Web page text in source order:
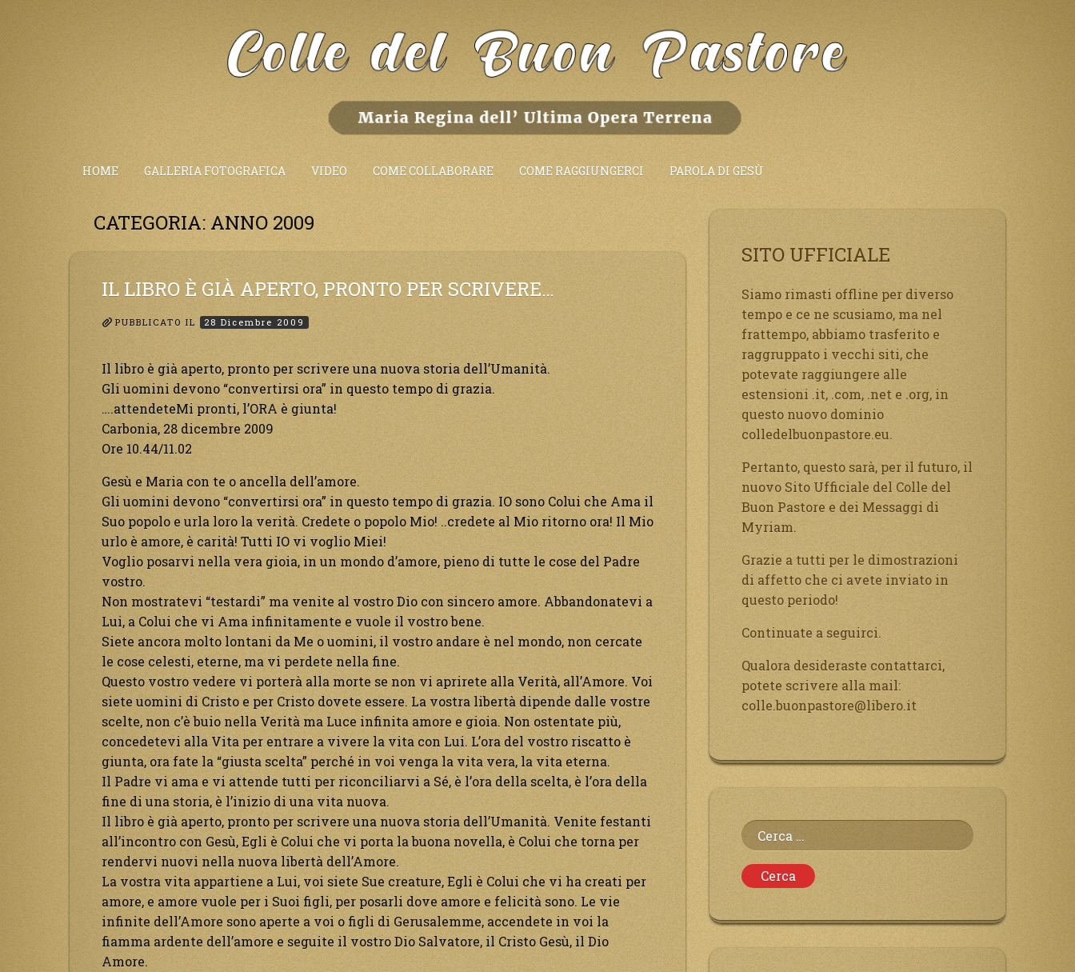
HOME GALLERIA FOTOGRAFICA VIDEO COME COLLABORARE COME RAGGIUNGERCI PAROLA DI GESÙ
CATEGORIA: ANNO 2009
IL LIBRO È GIÀ APERTO, PRONTO PER SCRIVERE…
PUBBLICATO IL 28 Dicembre 2009
Il libro è già aperto, pronto per scrivere una nuova storia dell’Umanità.
Gli uomini devono “convertirsi ora” in questo tempo di grazia.
….attendeteMi pronti, l’ORA è giunta!
Carbonia, 28 dicembre 2009
Ore 10.44/11.02
Gesù e Maria con te o ancella dell’amore.
Gli uomini devono “convertirsi ora” in questo tempo di grazia. IO sono Colui che Ama il
Suo popolo e urla loro la verità. Credete o popolo Mio! ..credete al Mio ritorno ora! Il Mio
urlo è amore, è carità! Tutti IO vi voglio Miei!
Voglio posarvi nella vera gioia, in un mondo d’amore, pieno di tutte le cose del Padre
vostro.
Non mostratevi “testardi” ma venite al vostro Dio con sincero amore. Abbandonatevi a
Lui, a Colui che vi Ama infinitamente e vuole il vostro bene.
Siete ancora molto lontani da Me o uomini, il vostro andare è nel mondo, non cercate
le cose celesti, eterne, ma vi perdete nella fine.
Questo vostro vedere vi porterà alla morte se non vi aprirete alla Verità, all’Amore. Voi
siete uomini di Cristo e per Cristo dovete essere. La vostra libertà dipende dalle vostre
scelte, non c’è buio nella Verità ma Luce infinita amore e gioia. Non ostentate più,
concedetevi alla Vita per entrare a vivere la vita con Lui. L’ora del vostro riscatto è
giunta, ora fate la “giusta scelta” perché in voi venga la vita vera, la vita eterna.
Il Padre vi ama e vi attende tutti per riconciliarvi a Sé, è l’ora della scelta, è l’ora della
fine di una storia, è l’inizio di una vita nuova.
Il libro è già aperto, pronto per scrivere una nuova storia dell’Umanità. Venite festanti
all’incontro con Gesù, Egli è Colui che vi porta la buona novella, è Colui che torna per
rendervi nuovi nella nuova libertà dell’Amore.
La vostra vita appartiene a Lui, voi siete Sue creature, Egli è Colui che vi ha creati per
amore, e amore vuole per i Suoi figli, per posarli dove amore e felicità sono. Le vie
infinite dell’Amore sono aperte a voi o figli di Gerusalemme, accendete in voi la
fiamma ardente dell’amore e seguite il vostro Dio Salvatore, il Cristo Gesù, il Dio
Amore.
SITO UFFICIALE
Siamo rimasti offline per diverso
tempo e ce ne scusiamo, ma nel
frattempo, abbiamo trasferito e
raggruppato i vecchi siti, che
potevate raggiungere alle
estensioni .it, .com, .net e .org, in
questo nuovo dominio
colledelbuonpastore.eu.
Pertanto, questo sarà, per il futuro, il
nuovo Sito Ufficiale del Colle del
Buon Pastore e dei Messaggi di
Myriam.
Grazie a tutti per le dimostrazioni
di affetto che ci avete inviato in
questo periodo!
Continuate a seguirci.
Qualora desideraste contattarci,
potete scrivere alla mail:
colle.buonpastore@libero.it
Ricerca
per: